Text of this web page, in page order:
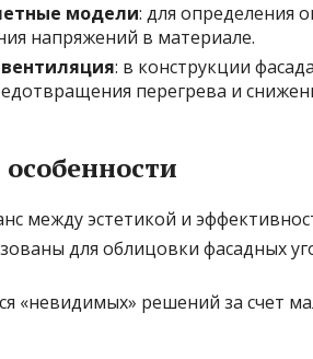
модели: для определения
напряжений в материале.
: в конструкции
перегрева и
между эстетикой и
для облицовки фасадных
«невидимых» решений за счет